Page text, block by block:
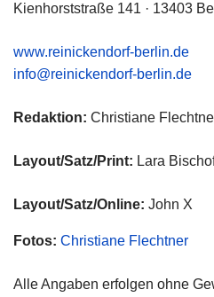
Kienhorststraße 141 · 13403
www.reinickendorf-berlin.de
info@reinickendorf-berlin.de
Redaktion: Christiane
Layout/Satz/Print: Lara
Layout/Satz/Online: John X
Fotos: Christiane Flechtner
Alle Angaben erfolgen ohne